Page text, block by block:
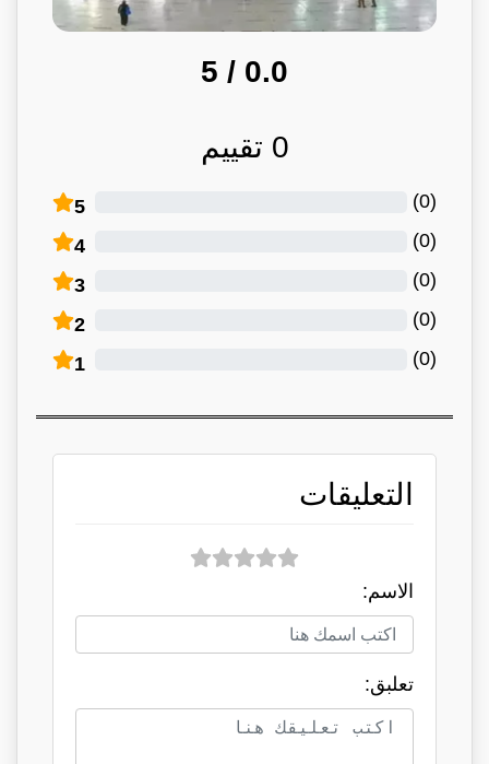
0.0
/ 5
0 تقييم
5 (
0
)
4 (
0
)
3 (
0
)
2 (
0
)
1 (
0
)
التعليقات
الاسم:
تعلبق: